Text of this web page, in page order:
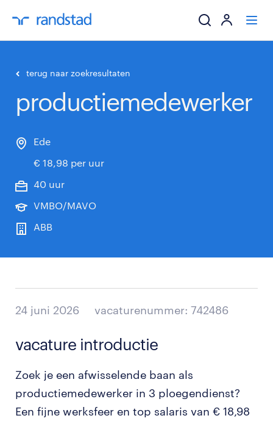
werkgevers
terug naar zoekresultaten
productiemedewerker
Ede
€ 18,98 per uur
40 uur
VMBO/MAVO
ABB
24 juni 2026 vacaturenummer: 742486
vacature introductie
Zoek je een afwisselende baan als
productiemedewerker in 3 ploegendienst?
Een fijne werksfeer en top salaris van € 18,98